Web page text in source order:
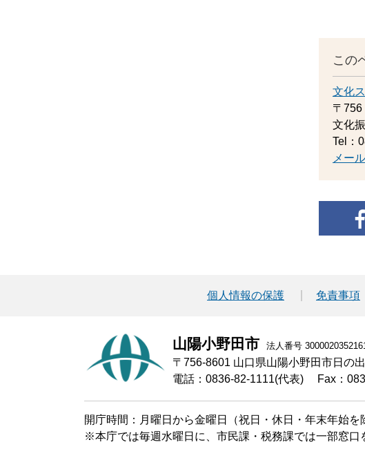
この
文化
〒756
文化
Tel：
メー
個人情報の保護 免責事項
山陽小野田市 法人番号
〒756-8601 山口県山陽小野田市日の
電話：0836-82-1111(代表)
Fax：
開庁時間：月曜日から金曜日（祝日・休日・年末年始
※本庁では毎週水曜日に、市民課・税務課では一部窓口